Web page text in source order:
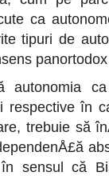
ca
tipuri de
autonomia
respective în
trebuie să
sensul că